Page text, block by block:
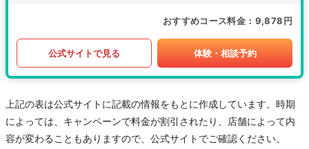
おすすめコース料金 9,878円
公式サイトで見る 体験・相談予約
上記の表は公式サイトに記載の情報をもとに作成しています。時期
によっては、キャンペーンで料金が割引されたり、店舗によって内
容が変わることもありますので、公式サイトでご確認ください。